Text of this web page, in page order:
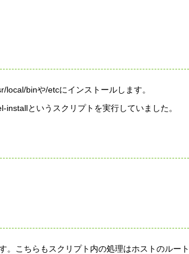
binや/etcにインストールします。
というスクリプトを実行していました。
。こちらもスクリプト内の処理はホストのルート